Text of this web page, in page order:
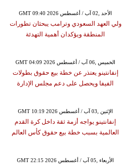
GMT 09:40 2026 الأحد ,02 آب / أغسطس
ولي العهد السعودي وترامب يبحثان تطورات
المنطقة ويؤكدان أهمية التهدئة
GMT 04:09 2026 الخميس ,06 آب / أغسطس
إنفانتينو يعتذر عن خطة بيع حقوق بطولات
الفيفا ويحصل على دعم مجلس الإدارة
GMT 10:19 2026 الإثنين ,03 آب / أغسطس
إنفانتينو يواجه أزمة ثقة داخل كرة القدم
العالمية بسبب خطة بيع حقوق كأس العالم
GMT 22:15 2026 الأربعاء ,05 آب / أغسطس